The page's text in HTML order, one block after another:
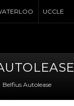
UCCLE
Belfius Autolease